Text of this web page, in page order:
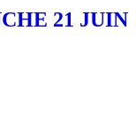
21 JUIN